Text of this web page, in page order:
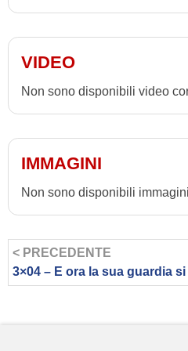
VIDEO
Non sono disponibili video
IMMAGINI
Non sono disponibili
< PRECEDENTE
3×04 – E ora la sua guardia